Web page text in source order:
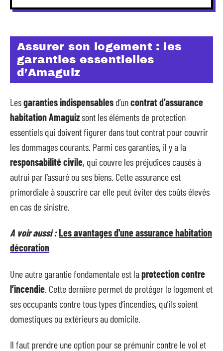
Assurer son logement : les
garanties essentielles
d’Amaguiz
Lesgaranties indispensables d’uncontrat d’assurance
habitation Amaguizsont les éléments de protection
essentiels qui doivent figurer dans tout contrat pour couvrir
les dommages courants. Parmi ces garanties, il y a la
responsabilité civile, qui couvre les préjudices causés à
autrui par l’assuré ou ses biens. Cette assurance est
primordiale à souscrire car elle peut éviter des coûts élevés
en cas de sinistre.
A voir aussi :Les avantages d'une assurance habitation
décoration
Une autre garantie fondamentale est laprotection contre
l’incendie . Cette dernière permet de protéger le logement et
ses occupants contre tous types d’incendies, qu’ils soient
domestiques ou extérieurs au domicile.
Il faut prendre une option pour se prémunir contre le vol et